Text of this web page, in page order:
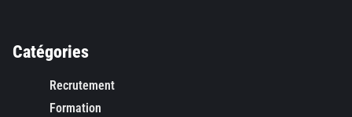
Catégories
Recrutement
Formation